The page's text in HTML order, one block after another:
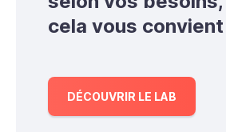
cela vous convient
DÉCOUVRIR LE LAB